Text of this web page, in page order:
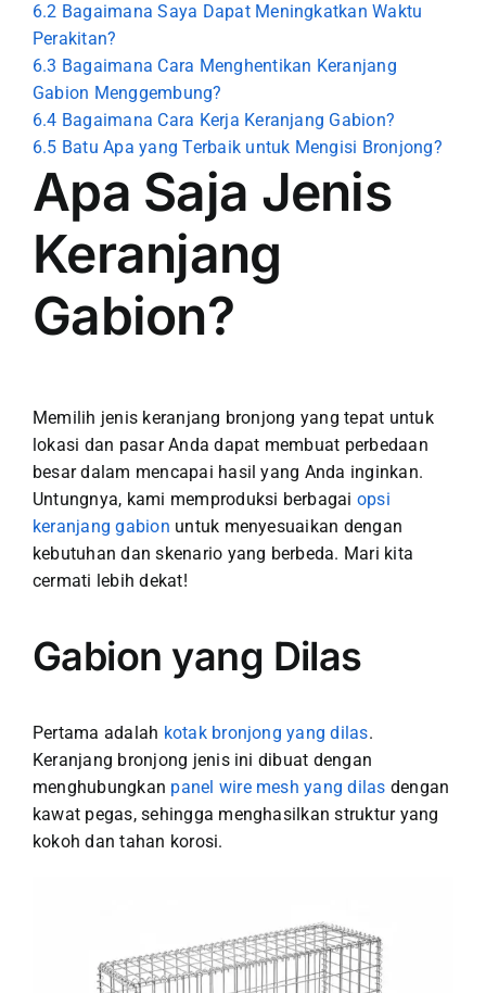
6.2 Bagaimana Saya Dapat Meningkatkan Waktu
Perakitan?
6.3 Bagaimana Cara Menghentikan Keranjang
Gabion Menggembung?
6.4 Bagaimana Cara Kerja Keranjang Gabion?
6.5 Batu Apa yang Terbaik untuk Mengisi Bronjong?
Apa Saja Jenis
Keranjang
Gabion?
Memilih jenis keranjang bronjong yang tepat untuk
lokasi dan pasar Anda dapat membuat perbedaan
besar dalam mencapai hasil yang Anda inginkan.
Untungnya, kami memproduksi berbagai opsi
keranjang gabion untuk menyesuaikan dengan
kebutuhan dan skenario yang berbeda. Mari kita
cermati lebih dekat!
Gabion yang Dilas
Pertama adalah kotak bronjong yang dilas.
Keranjang bronjong jenis ini dibuat dengan
menghubungkan panel wire mesh yang dilas dengan
kawat pegas, sehingga menghasilkan struktur yang
kokoh dan tahan korosi.